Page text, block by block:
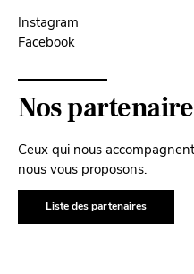
Instagram
Facebook
Nos
Ceux qui nous
nous vous proposons.
Liste des partenaires